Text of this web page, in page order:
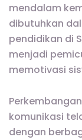
mendalam
dibutuhkan
pendidikan di
menjadi
memotivasi
komunikasi
dengan